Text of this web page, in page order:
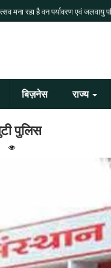
मना रहा है वन पर्यावरण एवं जलवायु
बिज़नेस राज्य
पुलिस